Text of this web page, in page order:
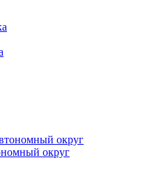
округ
округ